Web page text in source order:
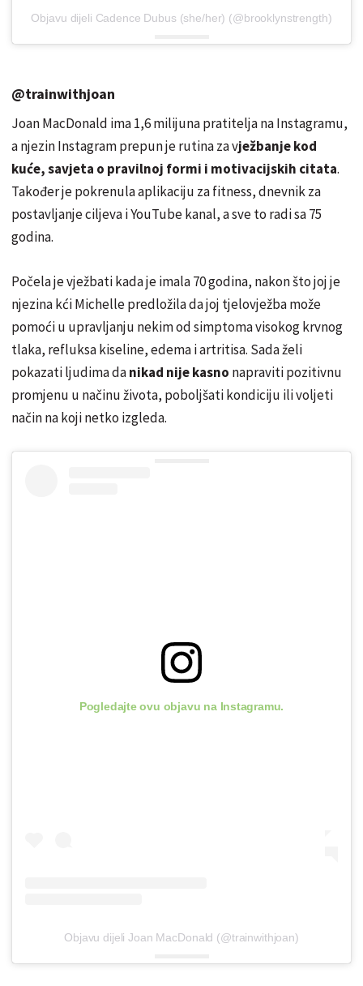
Objavu dijeli Cadence Dubus (she/her) (@brooklynstrength)
@trainwithjoan
Joan MacDonald ima 1,6 milijuna pratitelja na Instagramu,
a njezin Instagram prepun je rutina za vježbanje kod
kuće, savjeta o pravilnoj formi i motivacijskih citata.
Također je pokrenula aplikaciju za fitness, dnevnik za
postavljanje ciljeva i YouTube kanal, a sve to radi sa 75
godina.
Počela je vježbati kada je imala 70 godina, nakon što joj je
njezina kći Michelle predložila da joj tjelovježba može
pomoći u upravljanju nekim od simptoma visokog krvnog
tlaka, refluksa kiseline, edema i artritisa. Sada želi
pokazati ljudima danikad nije kasno napraviti pozitivnu
promjenu u načinu života, poboljšati kondiciju ili voljeti
način na koji netko izgleda.
Pogledajte ovu objavu na Instagramu.
Objavu dijeli Joan MacDonald (@trainwithjoan)